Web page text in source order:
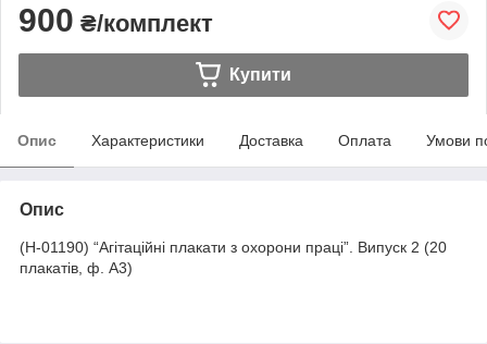
900 ₴/комплект
Купити
Опис Характеристики Доставка Оплата Умови
Опис
(Н-01190) “Агітаційні плакати з охорони праці”. Випуск 2 (20
плакатів, ф. А3)